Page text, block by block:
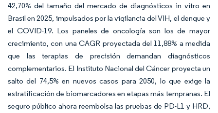
42,70% del tamaño del mercado de diagnósticos in vitro en
Brasil en 2025, impulsados por la vigilancia del VIH, el dengue y
el COVID-19. Los paneles de oncología son los de mayor
crecimiento, con una CAGR proyectada del 11,88% a medida
que las terapias de precisión demandan diagnósticos
complementarios. El Instituto Nacional del Cáncer proyecta un
salto del 74,5% en nuevos casos para 2050, lo que exige la
estratificación de biomarcadores en etapas más tempranas. El
seguro público ahora reembolsa las pruebas de PD-L1 y HRD,